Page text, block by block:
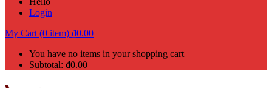
Login
My Cart (0 item) ₫0.00
You have no items in your shopping cart
Subtotal: ₫0.00